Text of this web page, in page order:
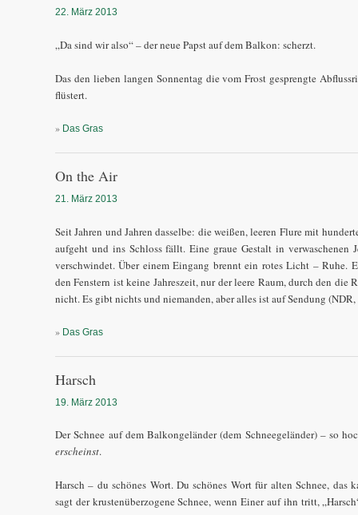
22. März 2013
„Da sind wir also“ – der neue Papst auf dem Balkon: scherzt.
Das den lieben langen Sonnentag die vom Frost gesprengte
flüstert.
» Das Gras
On the Air
21. März 2013
Seit Jahren und Jahren dasselbe: die weißen, leeren Flure mit
aufgeht und ins Schloss fällt. Eine graue Gestalt in verwaschenen
verschwindet. Über einem Eingang brennt ein rotes Licht – Ruhe.
den Fenstern ist keine Jahreszeit, nur der leere Raum, durch den
nicht. Es gibt nichts und niemanden, aber alles ist auf Sendung (NDR,
» Das Gras
Harsch
19. März 2013
Der Schnee auf dem Balkongeländer (dem Schneegeländer) – so
erscheinst.
Harsch – du schönes Wort. Du schönes Wort für alten Schnee, das
sagt der krustenüberzogene Schnee, wenn Einer auf ihn tritt,